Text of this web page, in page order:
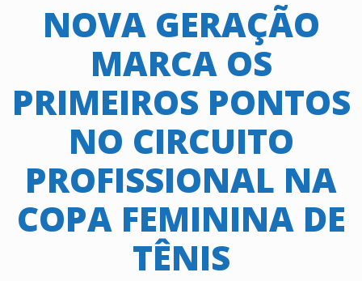
NOVA GERAÇÃO
MARCA OS
PRIMEIROS PONTOS
NO CIRCUITO
PROFISSIONAL NA
COPA FEMININA DE
TÊNIS